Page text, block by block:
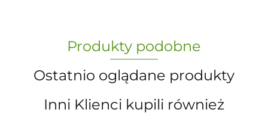
„Paula” S.C. Marzena Dudkiewicz
Sławomir Dudkiewicz
Produkty podobne
Ostatnio oglądane produkty
Inni Klienci kupili również